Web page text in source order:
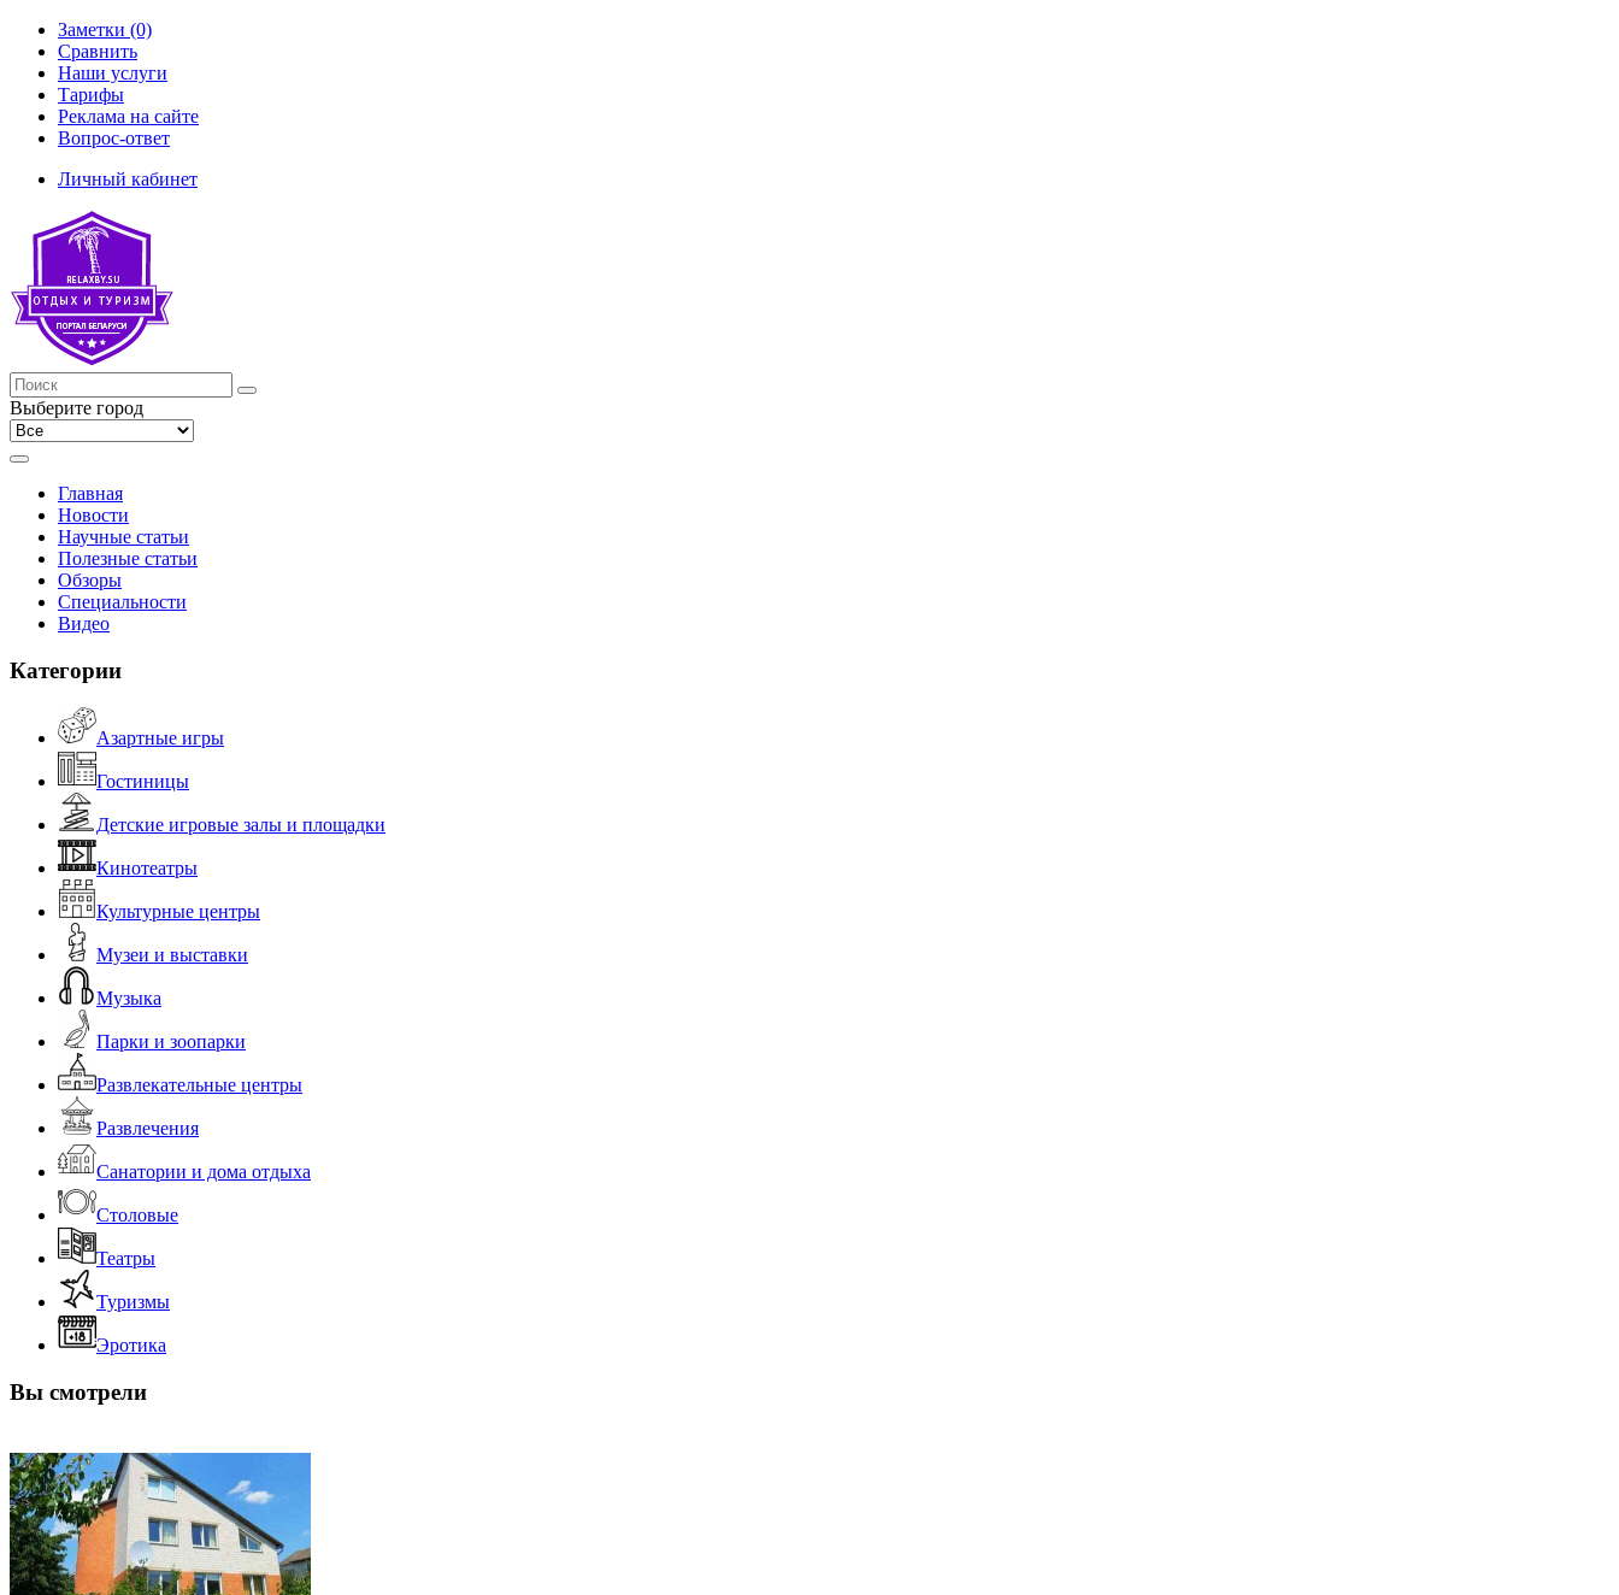
Заметки (0)
Сравнить
Наши услуги
Тарифы
Реклама на сайте
Вопрос-ответ
Личный кабинет
Выберите город
Главная
Новости
Научные статьи
Полезные статьи
Обзоры
Специальности
Видео
Категории
Азартные игры
Гостиницы
Детские игровые залы и площадки
Кинотеатры
Культурные центры
Музеи и выставки
Музыка
Парки и зоопарки
Развлекательные центры
Развлечения
Санатории и дома отдыха
Столовые
Театры
Туризмы
Эротика
Вы смотрели